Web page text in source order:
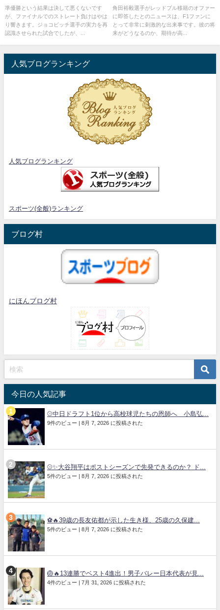
戦い
準優勝という結果は決して悪くないです
が、ファイナルでのストレート負けはやは
り響きます。ジョコビッチ選手の実力を再
認識させられた試合でしたが、...
角田裕毅選手がレッドブル移籍のオファー
に即答したとのニュースは、F1ファンに
とって非常に刺激的な出来事です。彼の将
来がどうなるのか、期待が高...
人気ブログランキング
人気ブログランキング
スポーツ(全般)ランキング
ブログ村
にほんブログ村
今日の人気記事
⚾中日ドラフト1位から高校球児たちの恩師へ 小島弘...
9件のビュー | 8月 7, 2026 に投稿された
⚾✨大谷翔平はポストシーズンで先発できるのか？ ド...
5件のビュー | 8月 7, 2026 に投稿された
⚽🔥39歳の長友佑都が示した生き様、25歳の久保建...
5件のビュー | 8月 7, 2026 に投稿された
🏐🔥13連勝でベスト4進出！男子バレー日本代表が見...
4件のビュー | 7月 31, 2026 に投稿された